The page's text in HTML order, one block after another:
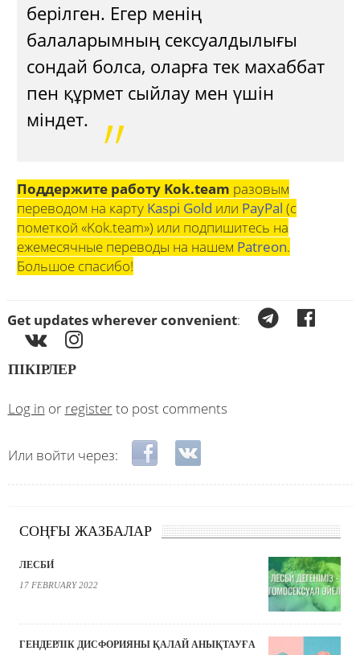
берілген. Егер менің
балаларымның сексуалдылығы
сондай болса, оларға тек махаббат
пен құрмет сыйлау мен үшін
міндет.
Поддержите работу Kok.team разовым
переводом на карту Kaspi Gold или PayPal (с
пометкой «Kok.team») или подпишитесь на
ежемесячные переводы на нашем Patreon.
Большое спасибо!
Get updates wherever convenient:
ПІКІРЛЕР
Log in or registerto post comments
Или войти через: Login with Facebook
Login with VKontakte
СОҢҒЫ ЖАЗБАЛАР
ЛЕСБИ́
17 FEBRUARY 2022
ГЕНДЕРЛІК ДИСФОРИЯНЫ ҚАЛАЙ АНЫҚТАУҒА